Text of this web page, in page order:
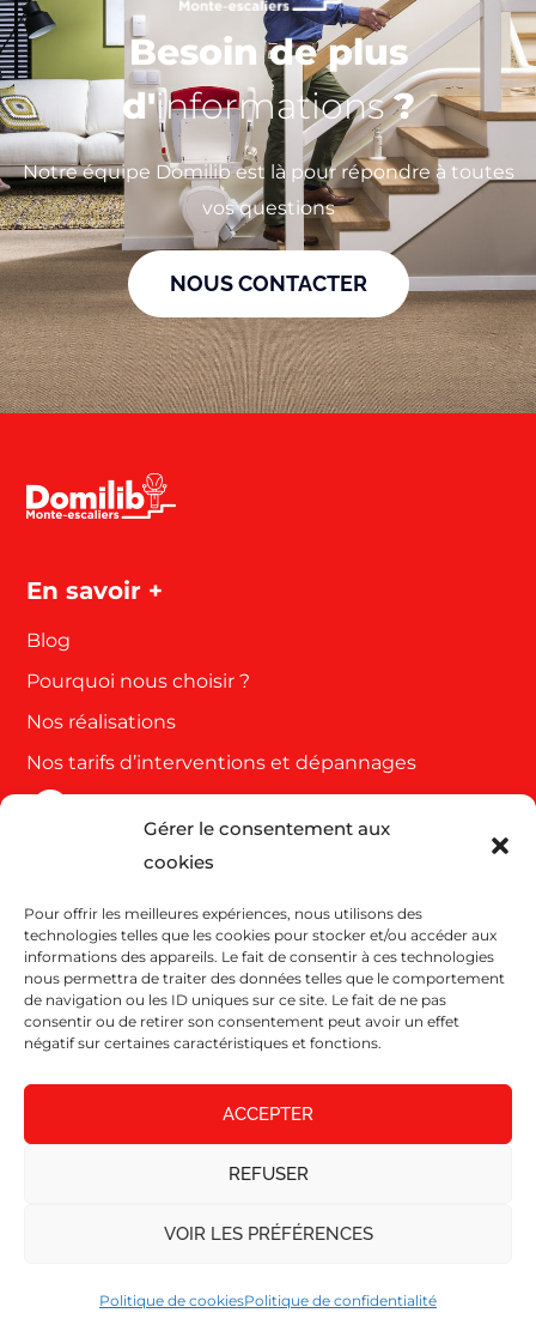
Gérer le consentement aux
cookies
Pour offrir les meilleures expériences, nous utilisons des
technologies telles que les cookies pour stocker et/ou accéder aux
informations des appareils. Le fait de consentir à ces technologies
nous permettra de traiter des données telles que le comportement
de navigation ou les ID uniques sur ce site. Le fait de ne pas
consentir ou de retirer son consentement peut avoir un effet
négatif sur certaines caractéristiques et fonctions.
ACCEPTER
REFUSER
VOIR LES PRÉFÉRENCES
Politique de cookiesPolitique de confidentialité
Besoin de plus
d'informations?
Notre équipe Domilib est là pour répondre à toutes
vos questions
NOUS CONTACTER
En savoir +
Blog
Pourquoi nous choisir ?
Nos réalisations
Nos tarifs d’interventions et dépannages
Côte d'azur et Var
06110 Le Cannet
04 93 43 38 46
Bouches du Rhône, Vaucluse, Alpes, Gard et
Hérault Drôme
13300 Salon de Provence
légales|Politique de confidentialité